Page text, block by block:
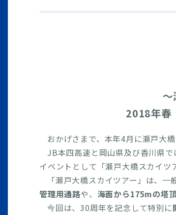
2018年春
おかげさまで、本年4月に瀬戸大
JB本四高速と岡山県及び香川県
イベントとして「瀬戸大橋スカイツ
「瀬戸大橋スカイツアー」は、一
管理用通路や、 海面から175mの塔
今回は、30周年を記念して特別に